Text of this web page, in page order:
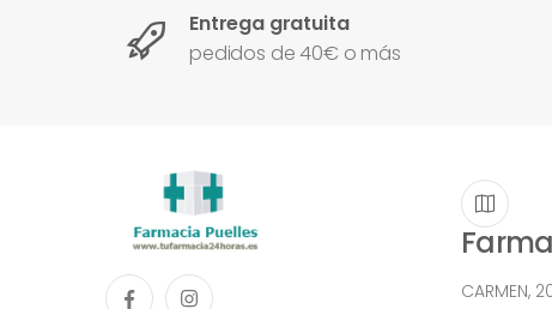
Entrega gratuita
pedidos de 40€ o más
CARMEN,